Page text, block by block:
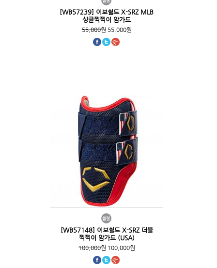
[WB57239] 이보쉴드 X-SRZ MLB
싱글찍찍이 암가드
55,000원55,000원
[WB57148] 이보쉴드 X-SRZ 더블
찍찍이 암가드 (USA)
100,000원100,000원